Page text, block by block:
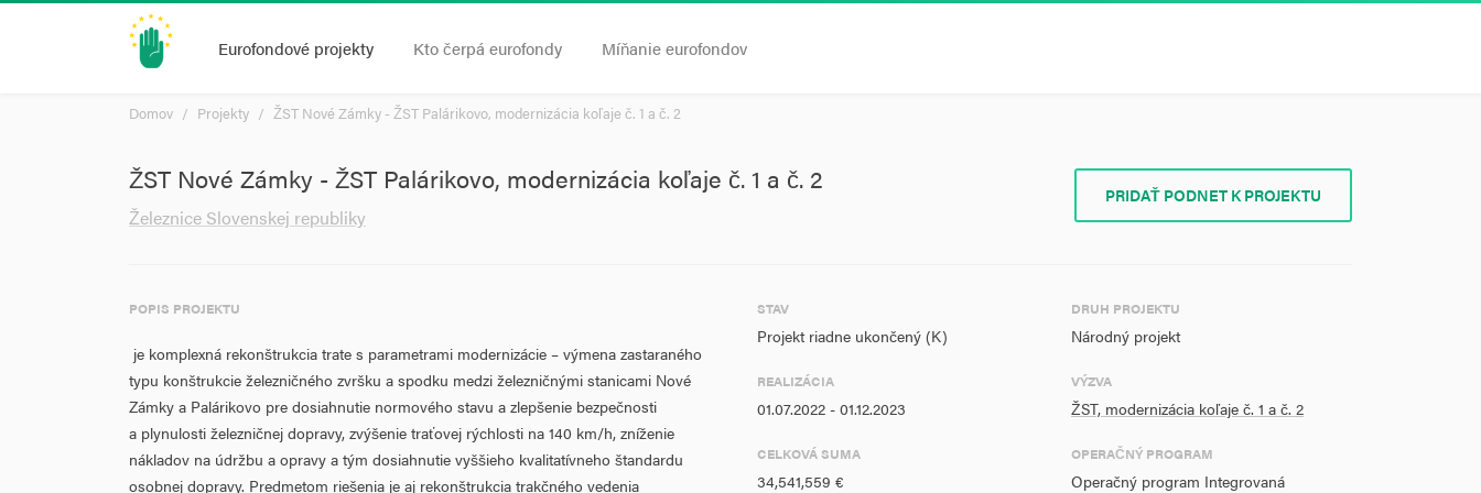
Eurofondové projekty Kto čerpá eurofondy Míňanie eurofondov
Domov Projekty ŽST Nové Zámky - ŽST Palárikovo, modernizácia koľaje č. 1 a č. 2
ŽST Nové Zámky - ŽST Palárikovo, modernizácia koľaje č. 1 a č. 2
Železnice Slovenskej republiky
PRIDAŤ PODNET K PROJEKTU
POPIS PROJEKTU
je komplexná rekonštrukcia trate s parametrami modernizácie – výmena zastaraného
typu konštrukcie železničného zvršku a spodku medzi železničnými stanicami Nové
Zámky a Palárikovo pre dosiahnutie normového stavu a zlepšenie bezpečnosti
a plynulosti železničnej dopravy, zvýšenie traťovej rýchlosti na 140 km/h, zníženie
nákladov na údržbu a opravy a tým dosiahnutie vyššieho kvalitatívneho štandardu
osobnej dopravy. Predmetom riešenia je aj rekonštrukcia trakčného vedenia
STAV
Projekt riadne ukončený (K)
REALIZÁCIA
01.07.2022 - 01.12.2023
CELKOVÁ SUMA
34,541,559 €
DRUH PROJEKTU
Národný projekt
VÝZVA
ŽST, modernizácia koľaje č. 1 a č. 2
OPERAČNÝ PROGRAM
Operačný program Integrovaná